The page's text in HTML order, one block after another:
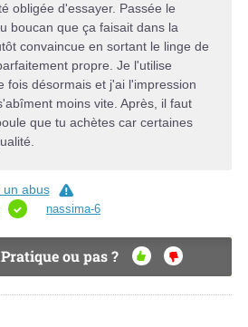
obligée d'essayer. Passée le
boucan que ça faisait dans la
convaincue en sortant le linge de
propre. Je l'utilise
fois désormais et j'ai l'impression
moins vite. Après, il faut
que tu achètes car certaines
un abus
nassima-6
Pratique ou pas ?
OU
I
NO